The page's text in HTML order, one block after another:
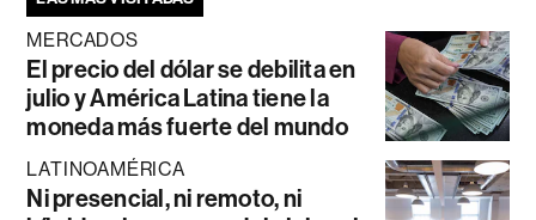
MERCADOS
El precio del dólar se debilita en
julio y América Latina tiene la
moneda más fuerte del mundo
LATINOAMÉRICA
Ni presencial, ni remoto, ni